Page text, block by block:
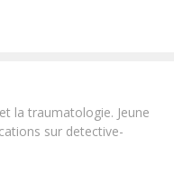
la traumatologie. Jeune
sur detective-